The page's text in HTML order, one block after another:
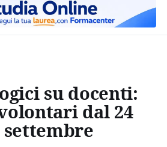
su docenti:
dal 24
settembre